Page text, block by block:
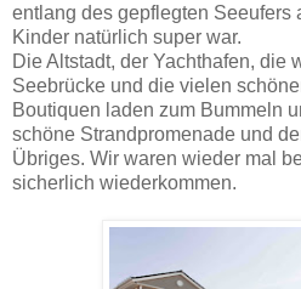
entlang des gepflegten Seeufers
Kinder natürlich super war.
Die Altstadt, der Yachthafen, die
Seebrücke und die vielen
Boutiquen laden zum Bummeln
schöne Strandpromenade und
Übriges. Wir waren wieder mal
sicherlich wiederkommen.